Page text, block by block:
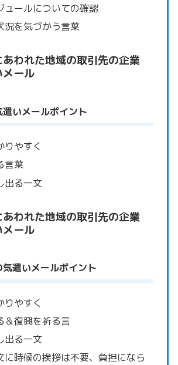
ュールについての確認
況を気づかう言葉
われた地域の取引先の企業
ール
いメールポイント
りやすく
言葉
出る一文
われた地域の取引先の企業
ール
遣いメールポイント
りやすく
＆復興を祈る言
出る一文
に時候の挨拶は不要、負担になら